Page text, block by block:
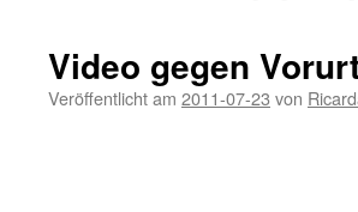
Video gegen
Veröffentlicht am 2011-07-23 von